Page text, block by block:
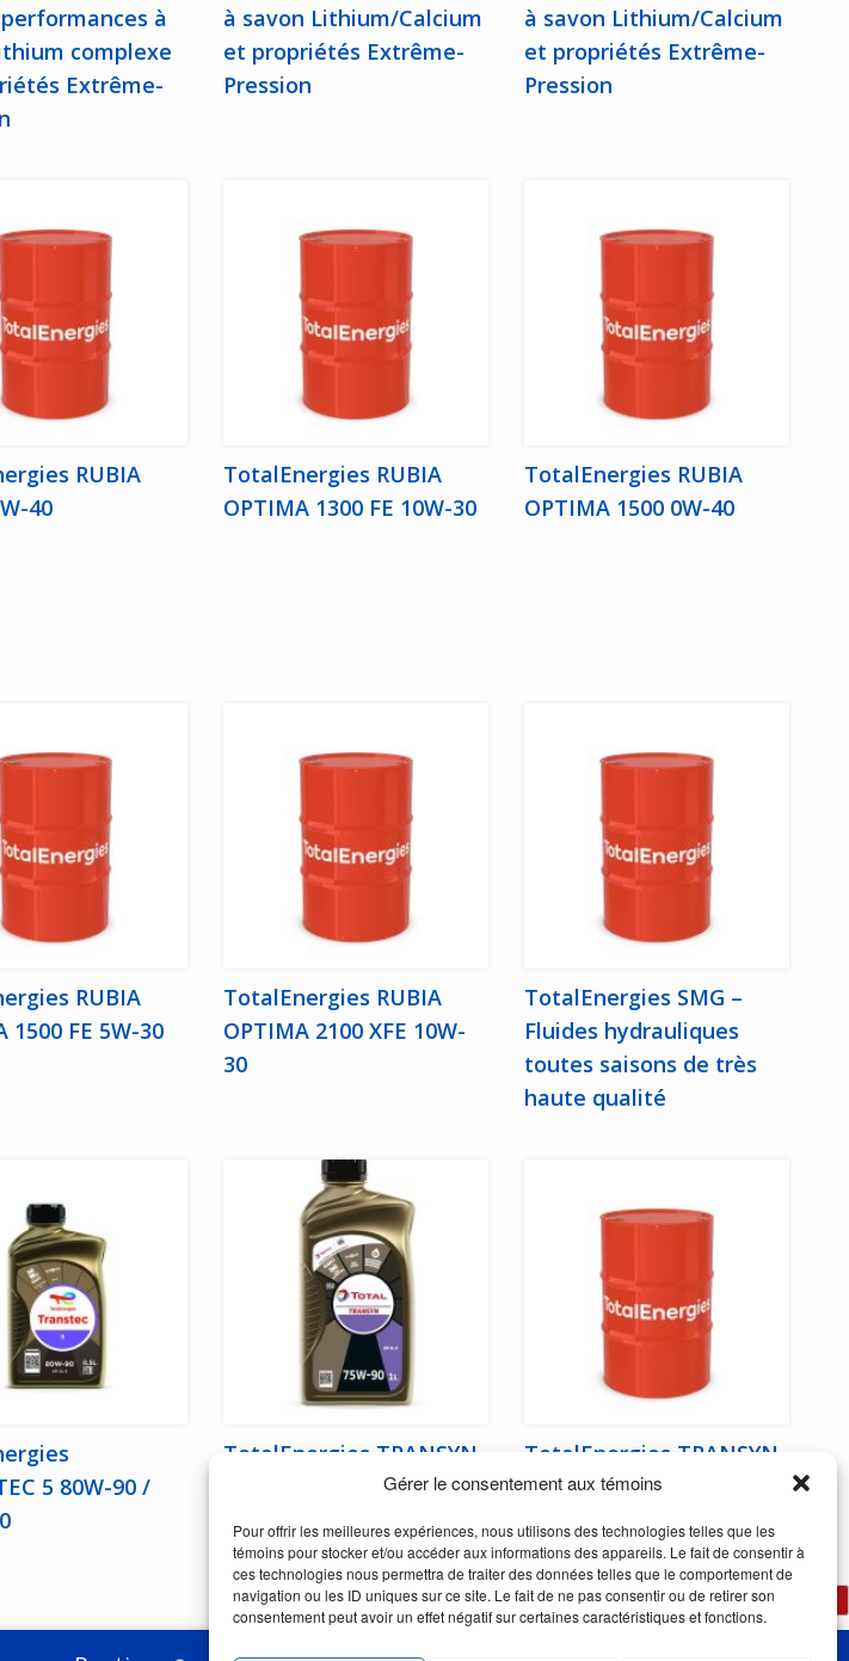
Gérer le consentement aux témoins
Pour offrir les meilleures expériences, nous utilisons des technologies telles que les
témoins pour stocker et/ou accéder aux informations des appareils. Le fait de consentir à
ces technologies nous permettra de traiter des données telles que le comportement de
navigation ou les ID uniques sur ce site. Le fait de ne pas consentir ou de retirer son
consentement peut avoir un effet négatif sur certaines caractéristiques et fonctions.
à
complexe
Extrême-
à savon Lithium/Calcium
et propriétés Extrême-
Pression
à savon Lithium/Calcium
et propriétés Extrême-
Pression
RUBIA
40
TotalEnergies RUBIA
OPTIMA 1300 FE 10W-30
TotalEnergies RUBIA
OPTIMA 1500 0W-40
RUBIA
1500 FE 5W-30
TotalEnergies RUBIA
OPTIMA 2100 XFE 10W-
30
TotalEnergies SMG –
Fluides hydrauliques
toutes saisons de très
haute qualité
5 80W-90 /
TotalEnergies TRANSYN
TotalEnergies TRANSYN
SAE 50
« Précédent 1 2 3 4 5 Suivant »